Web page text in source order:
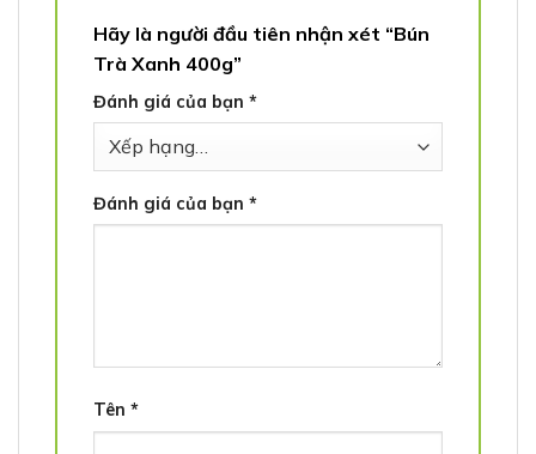
Hãy là người đầu tiên nhận xét “Bún
Trà Xanh 400g”
Đánh giá của bạn *
Đánh giá của bạn *
Tên *